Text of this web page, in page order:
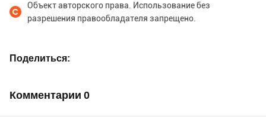
Объект авторского права. Использование без
разрешения правообладателя запрещено.
Поделиться
Комментарии 0